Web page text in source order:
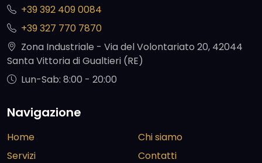
+39 392 409 0084
+39 327 770 7870
Zona Industriale - Via del Volontariato 20, 42044
Santa Vittoria di Gualtieri (RE)
Lun-Sab: 8:00 - 20:00
Navigazione
Home
Servizi
Chi siamo
Contatti